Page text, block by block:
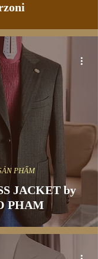
JACKET by
PHAM
PHẨM